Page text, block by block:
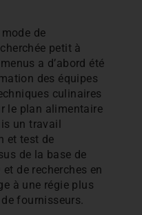
de
petit à
a d’abord été
des équipes
culinaires
le plan alimentaire
un travail
et test de
de la base de
de recherches en
à une régie plus
fournisseurs.